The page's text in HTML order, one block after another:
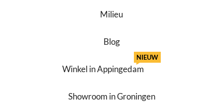
Milieu
Blog
Winkel in Appingedam
NIEUW
Showroom in Groningen